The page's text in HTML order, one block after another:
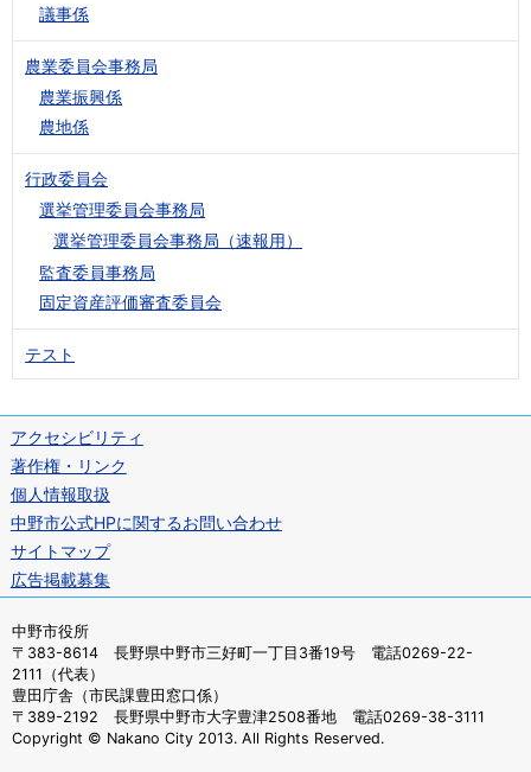
議事係
農業委員会事務局
農業振興係
農地係
行政委員会
選挙管理委員会事務局
選挙管理委員会事務局（速報用）
監査委員事務局
固定資産評価審査委員会
テスト
アクセシビリティ
著作権・リンク
個人情報取扱
中野市公式HPに関するお問い合わせ
サイトマップ
広告掲載募集
中野市役所
〒383-8614 長野県中野市三好町一丁目3番19号 電話0269-22-
2111（代表）
豊田庁舎（市民課豊田窓口係）
〒389-2192 長野県中野市大字豊津2508番地 電話0269-38-3111
Copyright © Nakano City 2013. All Rights Reserved.